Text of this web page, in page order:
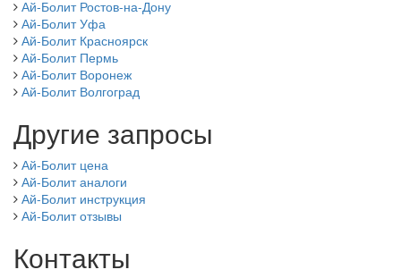
Ай-Болит Ростов-на-Дону
Ай-Болит Уфа
Ай-Болит Красноярск
Ай-Болит Пермь
Ай-Болит Воронеж
Ай-Болит Волгоград
Другие запросы
Ай-Болит цена
Ай-Болит аналоги
Ай-Болит инструкция
Ай-Болит отзывы
Контакты